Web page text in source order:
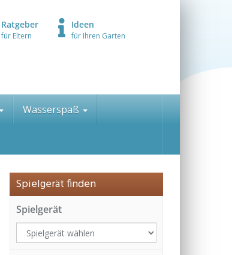
Ratgeber
für Eltern
Ideen
für Ihren Garten
Wasserspaß
Spielgerät finden
Spielgerät